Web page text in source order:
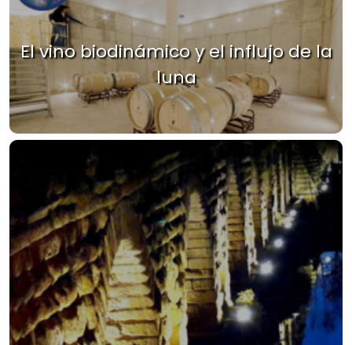
El vino biodinámico y el influjo de la
luna